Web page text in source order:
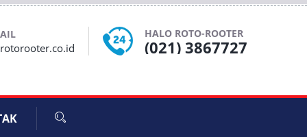
HALO ROTO-ROOTER
(021) 3867727